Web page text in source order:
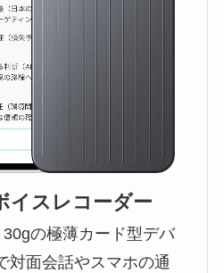
イスレコーダー
の極薄カード型デバ
対面会話やスマホの通